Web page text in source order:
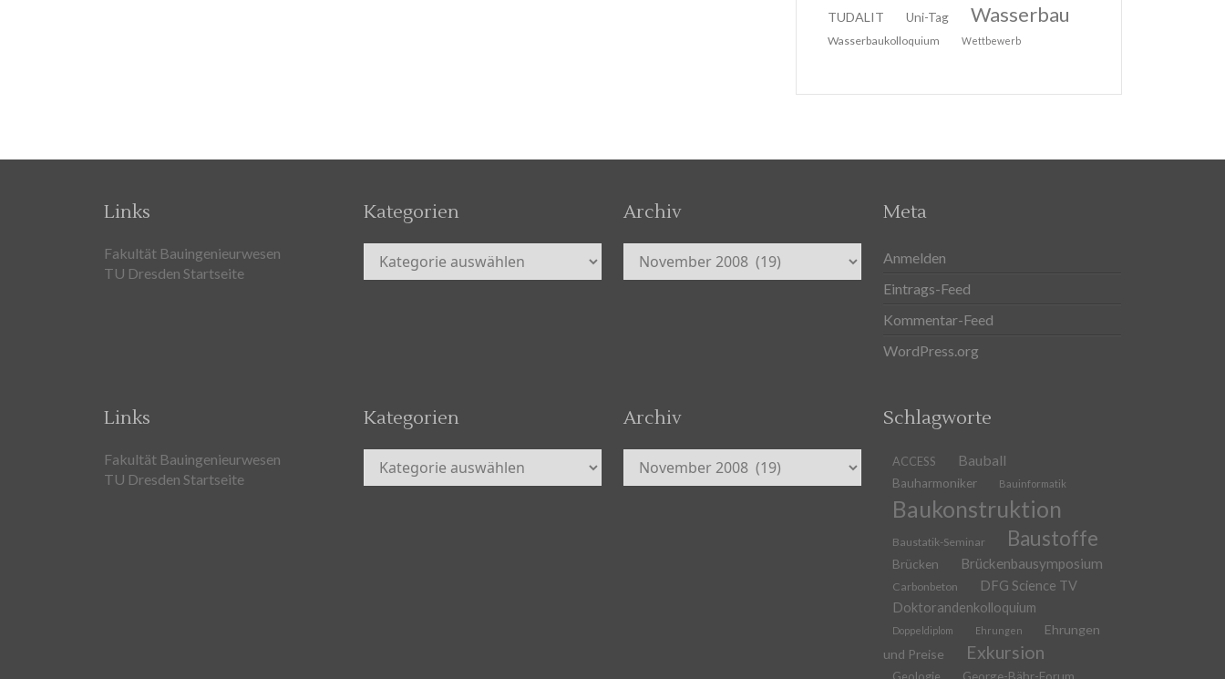
TUDALIT Uni-Tag Wasserbau
Wasserbaukolloquium Wettbewerb
Links
Fakultät Bauingenieurwesen
TU Dresden Startseite
Kategorien
Kategorien
Archiv
Archiv
Meta
Anmelden
Eintrags-Feed
Kommentar-Feed
WordPress.org
Links
Fakultät Bauingenieurwesen
TU Dresden Startseite
Kategorien
Kategorien
Archiv
Archiv
Schlagworte
ACCESS Bauball
Bauharmoniker Bauinformatik
Baukonstruktion
Baustatik-Seminar Baustoffe
Brücken Brückenbausymposium
Carbonbeton
DFG Science TV
Doktorandenkolloquium
Doppeldiplom Ehrungen
Ehrungen
und Preise
Exkursion
Geologie George-Bähr-Forum